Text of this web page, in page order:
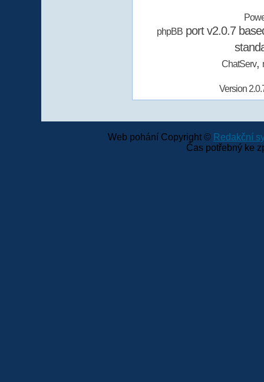
phpBBport v2.0.7
ChatServ,
Version
Web pohání Copyright © Redakční
Čas potřebný ke